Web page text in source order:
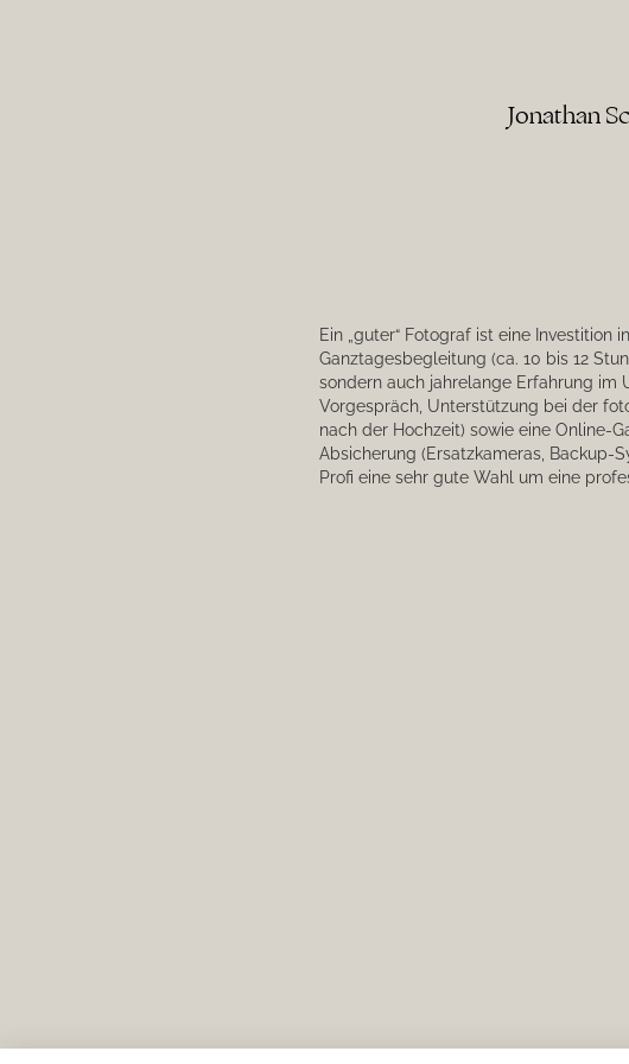
Jonathan
Ein „guter“ Fotograf ist eine
Ganztagesbegleitung (ca. 10 bis 12
sondern auch jahrelange Erfahrung im
Vorgespräch, Unterstützung bei der
nach der Hochzeit) sowie eine Online-
Absicherung (Ersatzkameras, Backup-
Profi eine sehr gute Wahl um eine